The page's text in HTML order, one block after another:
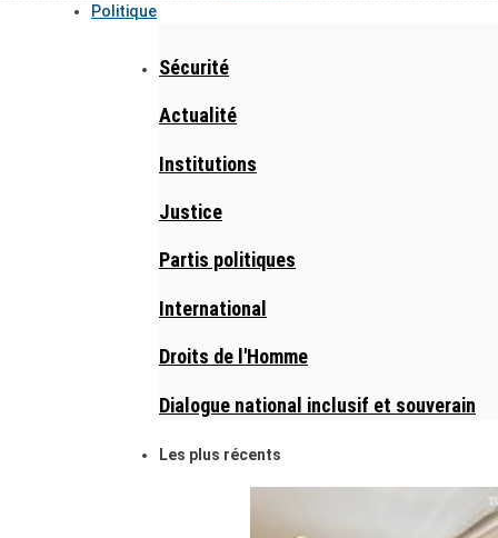
Politique
Sécurité
Actualité
Institutions
Justice
Partis politiques
International
Droits de l'Homme
Dialogue national inclusif et souverain
Les plus récents